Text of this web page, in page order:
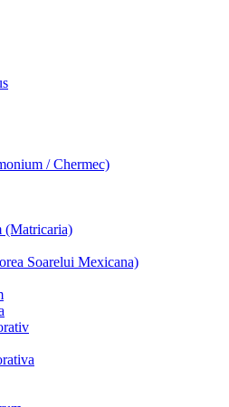
/ Chermec)
(Matricaria)
Soarelui Mexicana)